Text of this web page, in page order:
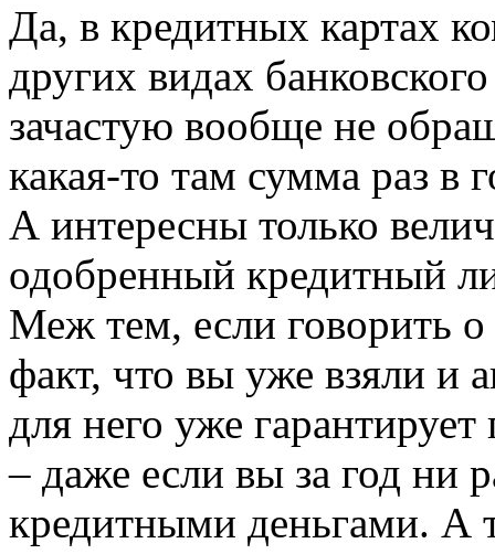
Да, в кредитных картах
других видах
зачастую вообще не
какая-то там сумма раз в
А интересны только
одобренный кредитный
Меж тем, если говорить о
факт, что вы уже взяли и
для него уже
– даже если вы за год ни
кредитными деньгами. А